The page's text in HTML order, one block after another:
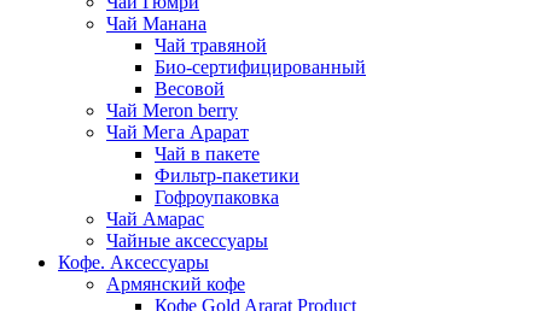
Чай Манана
Чай травяной
Био-сертифицированный
Весовой
Чай Meron berry
Чай Мега Арарат
Чай в пакете
Фильтр-пакетики
Гофроупаковка
Чай Амарас
Чайные аксессуары
Кофе. Аксессуары
Армянский кофе
Кофе Gold Ararat Product